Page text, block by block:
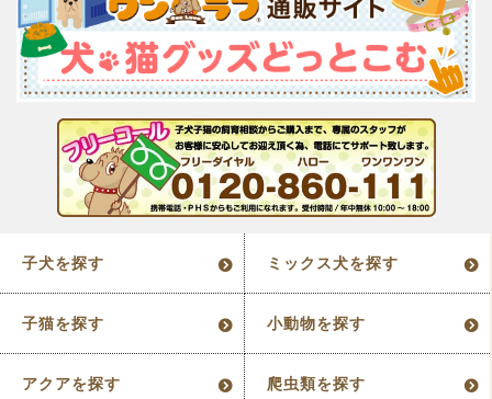
子犬を探す ミックス犬を探す
子猫を探す 小動物を探す
アクアを探す 爬虫類を探す